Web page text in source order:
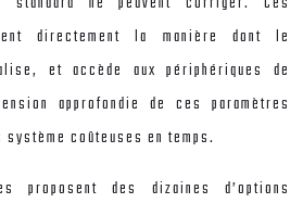
directement la manière dont le
et accède aux périphériques de
approfondie de ces paramètres
coûteuses en temps.
proposent des dizaines d’options